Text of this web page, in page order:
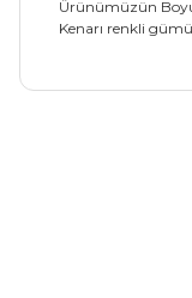
Ürünümüzün
Kenarı renkli